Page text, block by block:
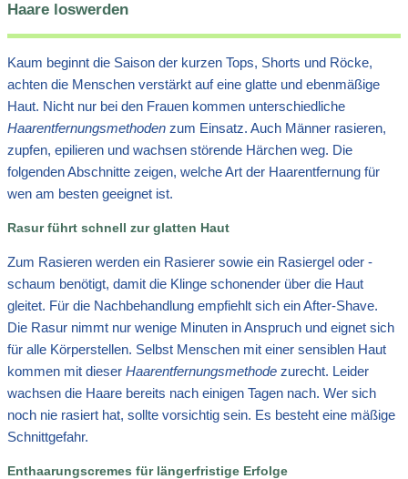
Haare loswerden
Kaum beginnt die Saison der kurzen Tops, Shorts und Röcke,
achten die Menschen verstärkt auf eine glatte und ebenmäßige
Haut. Nicht nur bei den Frauen kommen unterschiedliche
Haarentfernungsmethoden zum Einsatz. Auch Männer rasieren,
zupfen, epilieren und wachsen störende Härchen weg. Die
folgenden Abschnitte zeigen, welche Art der Haarentfernung für
wen am besten geeignet ist.
Rasur führt schnell zur glatten Haut
Zum Rasieren werden ein Rasierer sowie ein Rasiergel oder -
schaum benötigt, damit die Klinge schonender über die Haut
gleitet. Für die Nachbehandlung empfiehlt sich ein After-Shave.
Die Rasur nimmt nur wenige Minuten in Anspruch und eignet sich
für alle Körperstellen. Selbst Menschen mit einer sensiblen Haut
kommen mit dieser Haarentfernungsmethode zurecht. Leider
wachsen die Haare bereits nach einigen Tagen nach. Wer sich
noch nie rasiert hat, sollte vorsichtig sein. Es besteht eine mäßige
Schnittgefahr.
Enthaarungscremes für längerfristige Erfolge